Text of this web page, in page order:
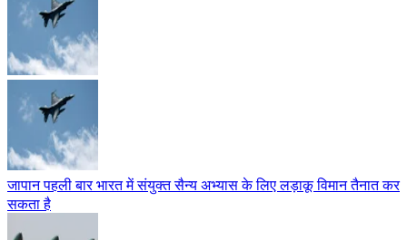
जापान पहली बार भारत में संयुक्त सैन्य अभ्यास के लिए लड़ाकू विमान तैनात कर
सकता है